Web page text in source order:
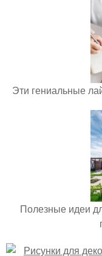
Эти гениальные
Полезные идеи